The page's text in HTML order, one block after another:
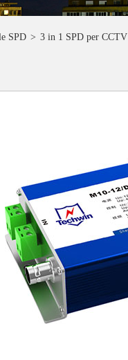
SPD 3 in 1 SPD per CCTV